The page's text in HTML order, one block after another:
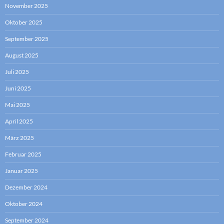
November 2025
Oktober 2025
September 2025
August 2025
Juli 2025
Juni 2025
Mai 2025
April 2025
März 2025
Februar 2025
Januar 2025
Dezember 2024
Oktober 2024
September 2024